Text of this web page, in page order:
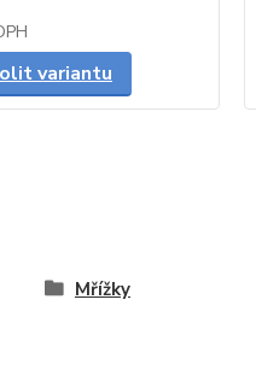
variantu
Mřížky